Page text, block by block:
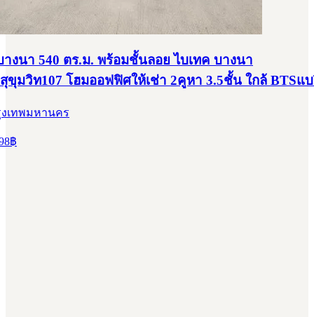
างนา 540 ตร.ม. พร้อมชั้นลอย ไบเทค บางนา
ขุมวิท107 โฮมออฟฟิศให้เช่า 2คูหา 3.5ชั้น ใกล้ BTSแบ
เทพมหานคร
฿